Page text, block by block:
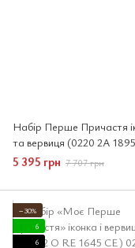
Набір Перше Причастя
та вервиця (0220 2A
5 395 грн 7 707 грн
−30%
6
6